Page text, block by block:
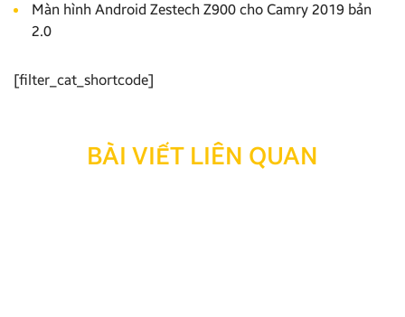
Màn hình Android Zestech Z900 cho Camry 2019 bản
2.0
[filter_cat_shortcode]
BÀI VIẾT LIÊN QUAN